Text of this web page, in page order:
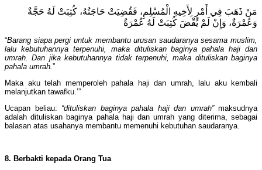
مَنْ ذَهَبَ فِي أَمْرٍ لِأَخِيهِ الْمُسْلِمِ، فَقُضِيَتْ حَاجَتُهُ، كُتِبَتْ لَهُ حَجَّةٌ
وَعُمْرَةٌ، وَإِنْ لَمْ يُقْضَ كُتِبَتْ لَهُ عُمْرَةٌ
“Barang siapa pergi untuk membantu urusan saudaranya sesama muslim,
lalu kebutuhannya terpenuhi, maka dituliskan baginya pahala haji dan
umrah. Dan jika kebutuhannya tidak terpenuhi, maka dituliskan baginya
pahala umrah.”
Maka aku telah memperoleh pahala haji dan umrah, lalu aku kembali
melanjutkan tawafku.’”
Ucapan beliau: “dituliskan baginya pahala haji dan umrah”maksudnya
adalah dituliskan baginya pahala haji dan umrah yang diterima, sebagai
balasan atas usahanya membantu memenuhi kebutuhan saudaranya.
8. Berbakti kepada Orang Tua